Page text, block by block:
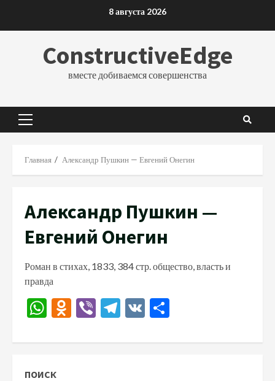
8 августа 2026
ConstructiveEdge
вместе добиваемся совершенства
Основное
Главная Александр Пушкин — Евгений Онегин
Александр Пушкин —
Евгений Онегин
Роман в стихах, 1833, 384 стр. общество, власть и
правда
WhatsApp
Odnoklassniki
ViberTelegram
VK
ПОИСК